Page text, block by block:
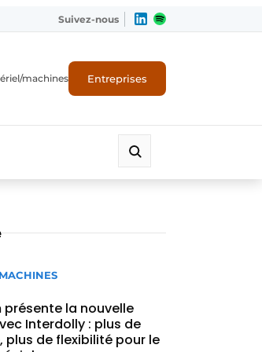
Suivez-nous
machines Entreprises
la nouvelle
Interdolly : plus de
plus de flexibilité pour le